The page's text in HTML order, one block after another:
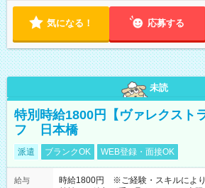
気になる！ 応募する
未読
特別時給1800円【ヴァレクスト
フ 日本橋
派遣 ブランクOK WEB登録・面接OK
給与
時給1800円 ※ご経験・スキルによ